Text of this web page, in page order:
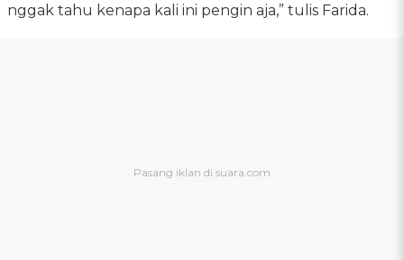
nggak tahu kenapa kali ini pengin aja,” tulis Farida.